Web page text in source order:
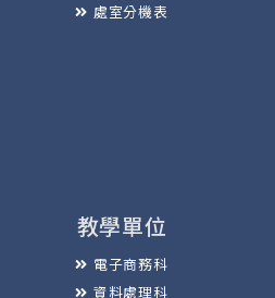
處室分機表
教學單位
電子商務科
資料處理科